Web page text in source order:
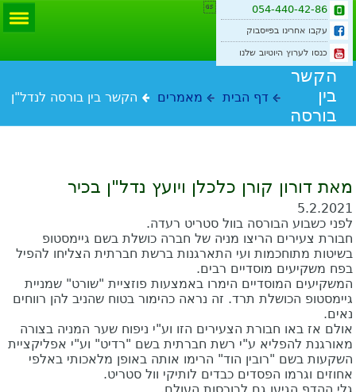
054-440-42-86
עקבו אחרינו בפייסבוק
כנסו לערוץ היוטיוב שלנו
דף הבית מאמרים הקשר בין בורסה לנדל"ן
הקשר
בין
בורסה
מאת דורון קורן כלכלן ויועץ נדל"ן בכיר
5.2.2021
לפני כשבוע הבורסה בוול סטריט רעדה.
חבורת צעירים הריצו מניה של חברה כושלת בשם גיימסטופ
בשיטות מתוחכמות ועי התארגנות ברשת חברתית הצליחו להפיל
בפח משקיעים מוסדיים רבים.
המשקיעים המוסדיים הימרו באמצעות פוזציית "שורט" שמניית
גיימסטופ הכושלת תרד. זה נראה כהימור בטוח שהניב להן רווחים
נאים.
אולם אז באו חבורת הצעירים הזו וע"י ניפוח שער המניה בצורה
מאורגנת להפליא ע"י רשת חברתית בשם "רדיט" וע"י אפליקציית
השקעות בשם "רובין הוד" הרימו אותה באופן מלאכותי באלפי
אחוזים וגרמו הפסדים כבדים לותיקי וול סטריט.